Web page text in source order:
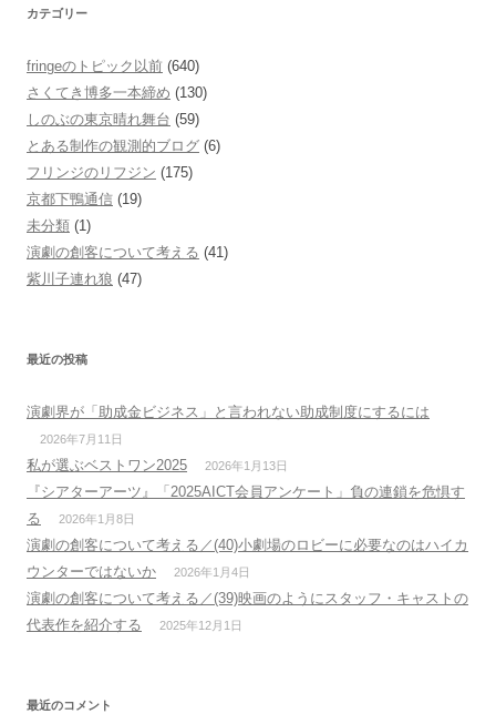
カテゴリー
fringeのトピック以前 (640)
さくてき博多一本締め (130)
しのぶの東京晴れ舞台 (59)
とある制作の観測的ブログ (6)
フリンジのリフジン (175)
京都下鴨通信 (19)
未分類 (1)
演劇の創客について考える (41)
紫川子連れ狼 (47)
最近の投稿
演劇界が「助成金ビジネス」と言われない助成制度にするには
2026年7月11日
私が選ぶベストワン2025 2026年1月13日
『シアターアーツ』「2025AICT会員アンケート」負の連鎖を危惧す
る
2026年1月8日
演劇の創客について考える／(40)小劇場のロビーに必要なのはハイカ
ウンターではないか
2026年1月4日
演劇の創客について考える／(39)映画のようにスタッフ・キャストの
代表作を紹介する
2025年12月1日
最近のコメント